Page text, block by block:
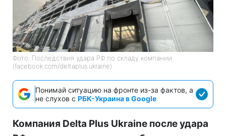
Фото: Последствия удара РФ по складу компании
(facebook.com/deltaplus.ukraine)
Понимай ситуацию на фронте из-за фактов, а
не слухов с РБК-Украина в Google
Компания Delta Plus Ukraine после удара